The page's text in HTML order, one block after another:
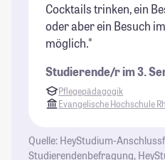
Cocktails trinken, ein
oder aber ein Besuch
möglich."
Studierende/r im 3.
Pflegepädagogik
Evangelische Hochschule
Quelle: HeyStudium-
Studierendenbefragung,